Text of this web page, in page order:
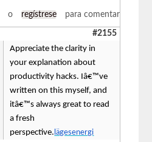
o regístrese para comentar
#2155
Appreciate the clarity in
your explanation about
productivity hacks. Iâ€™ve
written on this myself, and
itâ€™s always great to read
a fresh
perspective. lägesenergi